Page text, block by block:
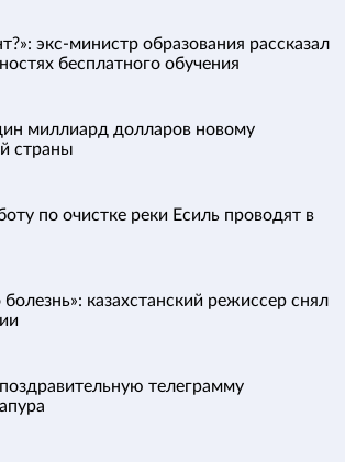
экс-министр образования рассказал
бесплатного обучения
миллиард долларов новому
страны
по очистке реки Есиль проводят в
казахстанский режиссер снял
телеграмму